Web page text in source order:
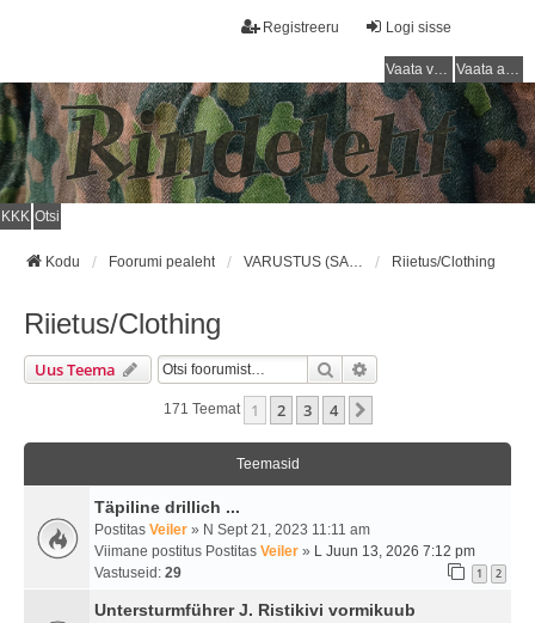
Logi sisse
Registreeru
Vaata vastamata teemasi Vaata aktiivseid teemasid
KKK Otsi
Kodu Foorumi pealeht VARUSTUS (SAKSA SÕJAVÄGI) / EQUIPMENT (GERMAN ARMY) Riietus/Clothing
Riietus/Clothing
Uus Teema Otsi
171 Teemat 1 2 3 4
Teemasid
Täpiline drillich ...
Postitas Veiler » N Sept 21, 2023 11:11 am
Viimane postitus Postitas Veiler » L Juun 13, 2026 7:12 pm
Vastuseid: 29 1 2
Untersturmführer J. Ristikivi vormikuub